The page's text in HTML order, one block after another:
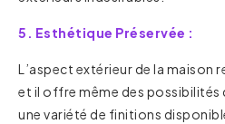
5. Esthétique Préservée :
L’aspect extérieur de la maison
et il offre même des possibilités
une variété de finitions